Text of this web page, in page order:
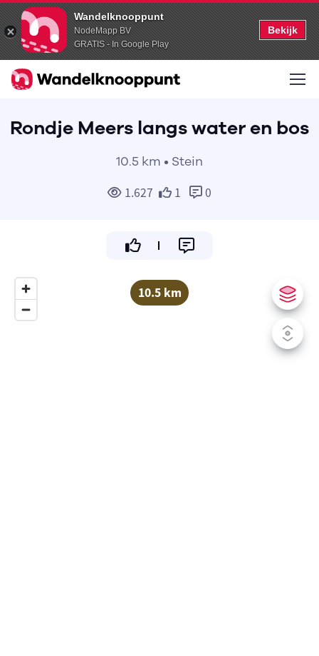
Wandelknooppunt
NodeMapp BV
GRATIS - In Google Play
Bekijk
Rondje Meers langs water en bos
10.5 km • Stein
1.627 1 0
10.5 km